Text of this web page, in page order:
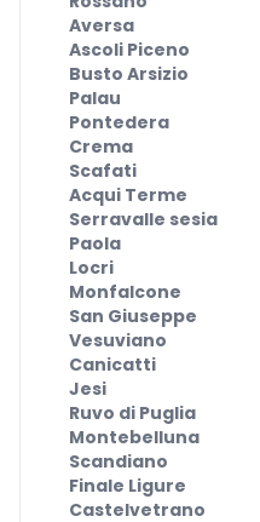
Aversa
Ascoli Piceno
Busto Arsizio
Palau
Pontedera
Crema
Scafati
Acqui Terme
Serravalle sesia
Paola
Locri
Monfalcone
San Giuseppe
Vesuviano
Canicatti
Jesi
Ruvo di Puglia
Montebelluna
Scandiano
Finale Ligure
Castelvetrano